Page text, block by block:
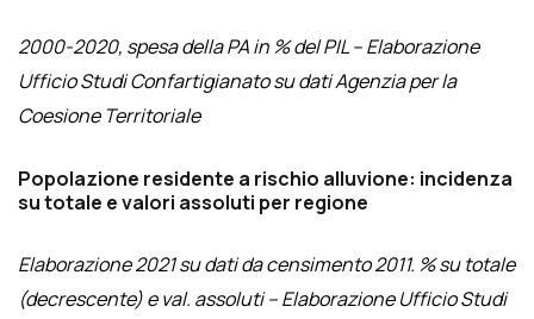
2000-2020, spesa della PA in % del PIL –Elaborazione
Ufficio Studi Confartigianato su dati Agenzia per la
Coesione Territoriale
Popolazione residente a rischio alluvione: incidenza
su totale e valori assoluti per regione
Elaborazione 2021 su dati da censimento 2011. % su totale
(decrescente) e val. assoluti –Elaborazione Ufficio Studi